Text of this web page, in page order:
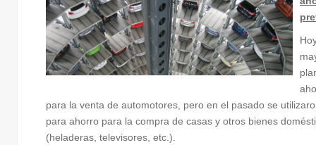
para la venta de automotores, pero en el pasado se
para ahorro para la compra de casas y otros bienes
(heladeras, televisores, etc.).